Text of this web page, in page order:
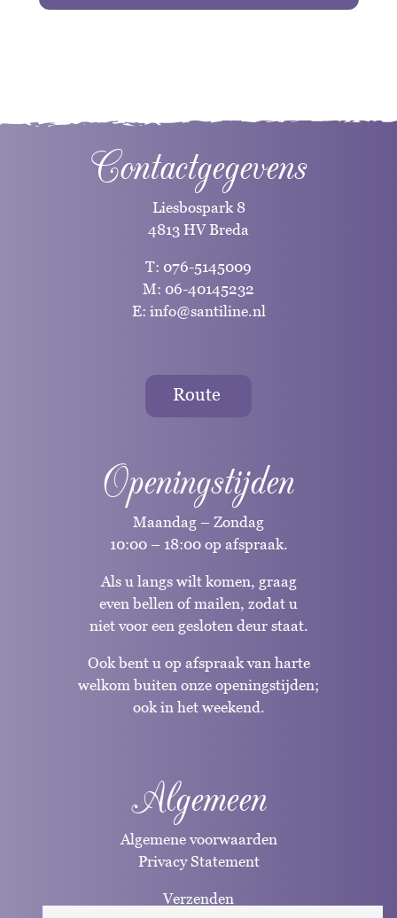
Contactgegevens
Liesbospark 8
4813 HV Breda
T: 076-5145009
M: 06-40145232
E: info@santiline.nl
Route
Openingstijden
Maandag – Zondag
10:00 – 18:00 op afspraak.
Als u langs wilt komen, graag
even bellen of mailen, zodat u
niet voor een gesloten deur staat.
Ook bent u op afspraak van harte
welkom buiten onze openingstijden;
ook in het weekend.
Algemeen
Algemene voorwaarden
Privacy Statement
Verzenden